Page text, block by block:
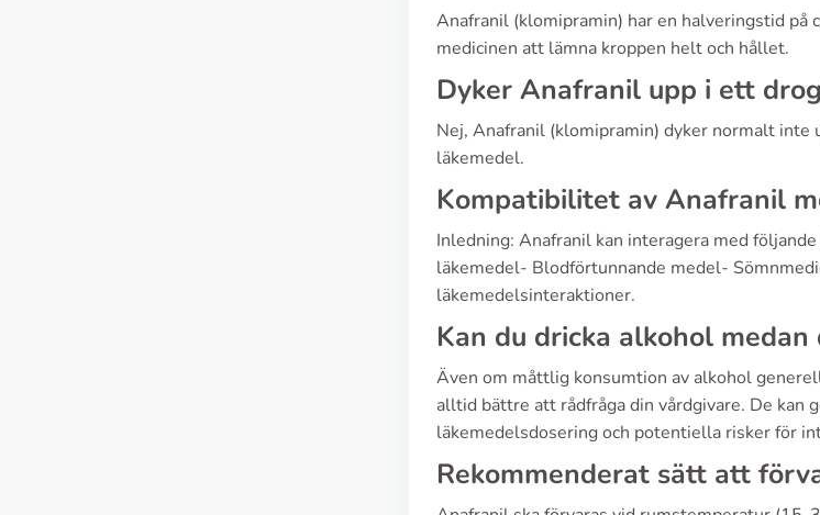
Anafranil (klomipramin) har en halveringstid
medicinen att lämna kroppen helt och hållet.
Dyker Anafranil upp i ett
Nej, Anafranil (klomipramin) dyker normalt
läkemedel.
Kompatibilitet av Anafranil
Inledning: Anafranil kan interagera med
läkemedel- Blodförtunnande medel-
läkemedelsinteraktioner.
Kan du dricka alkohol
Även om måttlig konsumtion av alkohol
alltid bättre att rådfråga din vårdgivare. De kan
läkemedelsdosering och potentiella risker för
Rekommenderat sätt att